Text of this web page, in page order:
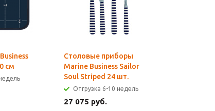
см
Столовые приборы
Marine Business Sailor
Soul Striped 24 шт.
Отгрузка 6-10 недель
27 075 руб.